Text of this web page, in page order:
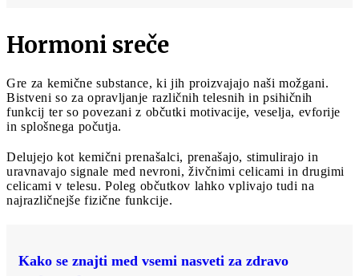
Hormoni sreče
Gre za kemične substance, ki jih proizvajajo naši možgani.
Bistveni so za opravljanje različnih telesnih in psihičnih
funkcij ter so povezani z občutki motivacije, veselja, evforije
in splošnega počutja.
Delujejo kot kemični prenašalci, prenašajo, stimulirajo in
uravnavajo signale med nevroni, živčnimi celicami in drugimi
celicami v telesu. Poleg občutkov lahko vplivajo tudi na
najrazličnejše fizične funkcije.
Kako se znajti med vsemi nasveti za zdravo